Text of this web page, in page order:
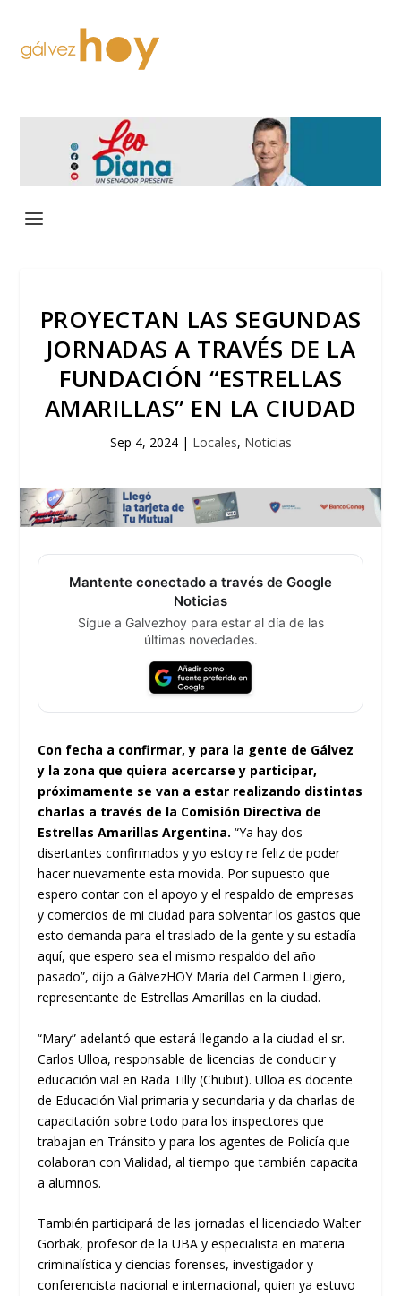
PROYECTAN LAS SEGUNDAS
JORNADAS A TRAVÉS DE LA
FUNDACIÓN “ESTRELLAS
AMARILLAS” EN LA CIUDAD
Sep 4, 2024| Locales, Noticias
Mantente conectado a través de Google
Noticias
Sígue a Galvezhoy para estar al día de las
últimas novedades.
Con fecha a confirmar, y para la gente de Gálvez
y la zona que quiera acercarse y participar,
próximamente se van a estar realizando distintas
charlas a través de la Comisión Directiva de
Estrellas Amarillas Argentina. “Ya hay dos
disertantes confirmados y yo estoy re feliz de poder
hacer nuevamente esta movida. Por supuesto que
espero contar con el apoyo y el respaldo de empresas
y comercios de mi ciudad para solventar los gastos que
esto demanda para el traslado de la gente y su estadía
aquí, que espero sea el mismo respaldo del año
pasado”, dijo a GálvezHOY María del Carmen Ligiero,
representante de Estrellas Amarillas en la ciudad.
“Mary” adelantó que estará llegando a la ciudad el sr.
Carlos Ulloa, responsable de licencias de conducir y
educación vial en Rada Tilly (Chubut). Ulloa es docente
de Educación Vial primaria y secundaria y da charlas de
capacitación sobre todo para los inspectores que
trabajan en Tránsito y para los agentes de Policía que
colaboran con Vialidad, al tiempo que también capacita
a alumnos.
También participará de las jornadas el licenciado Walter
Gorbak, profesor de la UBA y especialista en materia
criminalística y ciencias forenses, investigador y
conferencista nacional e internacional, quien ya estuvo